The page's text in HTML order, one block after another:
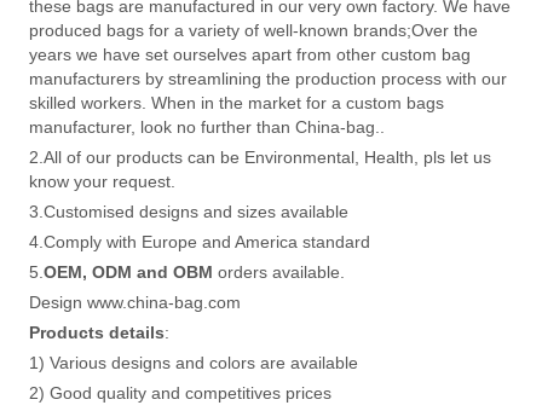
these bags are manufactured in our very own factory. We have
produced bags for a variety of well-known brands;Over the
years we have set ourselves apart from other custom bag
manufacturers by streamlining the production process with our
skilled workers. When in the market for a custom bags
manufacturer, look no further than China-bag..
2.All of our products can be Environmental, Health, pls let us
know your request.
3.Customised designs and sizes available
4.Comply with Europe and America standard
5. OEM, ODM and OBM orders available.
Design www.china-bag.com
Products details:
1) Various designs and colors are available
2) Good quality and competitives prices